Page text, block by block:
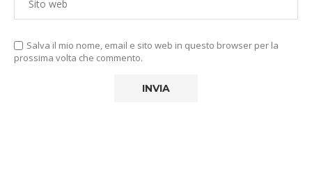
Salva il mio nome, email e sito web in questo browser per la
prossima volta che commento.